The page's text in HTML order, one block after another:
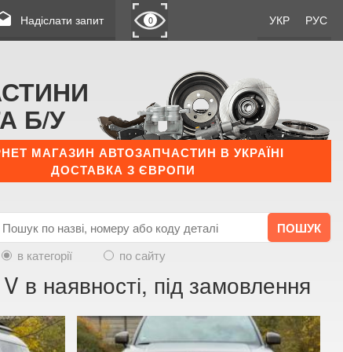
УКР РУС
Надіслати запит 0
Б/У
МАГАЗИН АВТОЗАПЧАСТИН В УКРАЇНІ
ДОСТАВКА З ЄВРОПИ
в категорії
по сайту
в наявності, під замовлення